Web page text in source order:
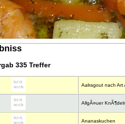
335 Treffer
Aalragout nach Art
AllgÃ¤uer
Ananaskuchen